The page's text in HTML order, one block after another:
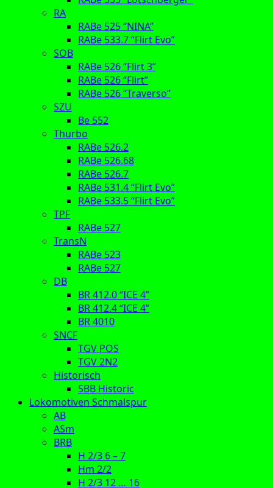
RA
RABe 525 “NINA”
RABe 533.7 “Flirt Evo”
SOB
RABe 526 “Flirt 3”
RABe 526 “Flirt”
RABe 526 “Traverso”
SZU
Be 552
Thurbo
RABe 526.2
RABe 526.68
RABe 526.7
RABe 531.4 “Flirt Evo”
RABe 533.5 “Flirt Evo”
TPF
RABe 527
TransN
RABe 523
RABe 527
DB
BR 412.0 “ICE 4”
BR 412.4 “ICE 4”
BR 4010
SNCF
TGV POS
TGV 2N2
Historisch
SBB Historic
Lokomotiven Schmalspur
AB
ASm
BRB
H 2/3 6 – 7
Hm 2/2
H 2/3 12 … 16